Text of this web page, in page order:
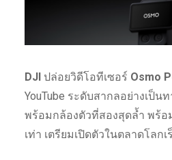
DJIปล่อยวิดีโอทีเซอร์ Osmo
YouTube ระดับสากลอย่างเป็น
พร้อมกล้องตัวที่สองสุดล้ำ พร้อ
เท่า เตรียมเปิดตัวในตลาดโลกเ